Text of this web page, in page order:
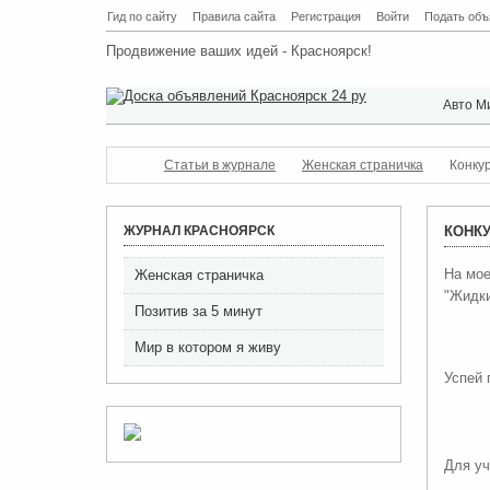
Гид по сайту Правила сайта Регистрация Войти Подать
Продвижение ваших идей - Красноярск!
Авто
Статьи в журнале Женская страничка
ЖУРНАЛ КРАСНОЯРСК
Женская страничка
Позитив за 5 минут
Мир в котором я живу
На
Успей
Для